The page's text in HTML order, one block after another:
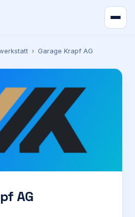
› Garage Krapf AG
AG